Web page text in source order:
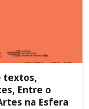
textos,
Entre o
na Esfera